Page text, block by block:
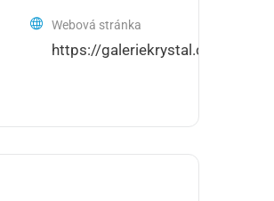
Webová stránka
https://galeriekrystal.cz/